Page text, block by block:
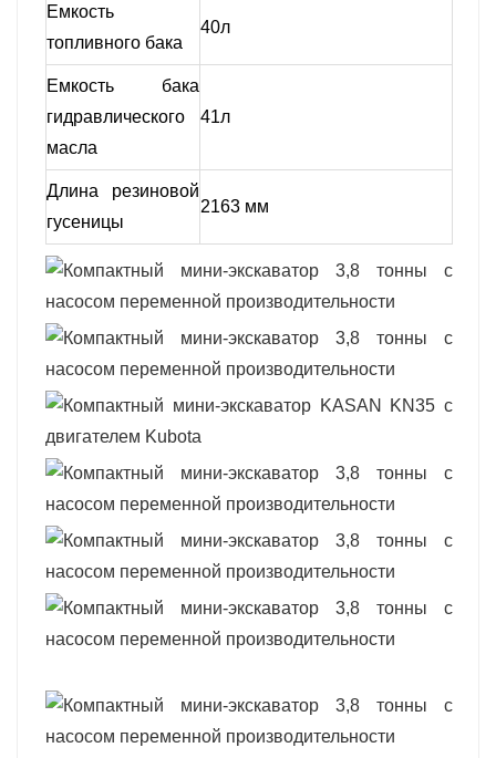
Емкость
топливного бака
40л
Емкость бака
гидравлического
масла
41л
Длина резиновой
гусеницы
2163 мм